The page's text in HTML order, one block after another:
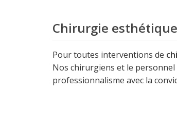
Chirurgie
Pour toutes interventions de
Nos chirurgiens et le
professionnalisme avec la